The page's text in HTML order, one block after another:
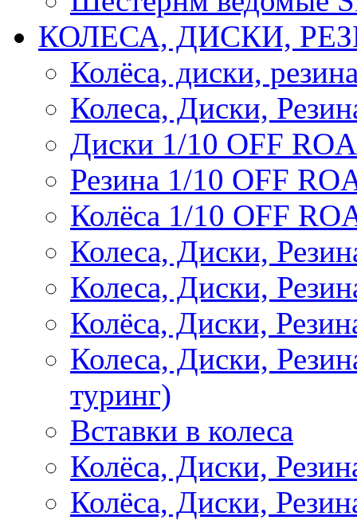
КОЛЕСА, ДИСКИ,
Колёса, диски,
Колеса, Диски,
Диски 1/10 OFF
Резина 1/10 OFF
Колёса 1/10 OFF
Колеса, Диски,
Колеса, Диски,
Колёса, Диски,
Колеса, Диски,
туринг)
Вставки в колеса
Колёса, Диски,
Колёса, Диски,